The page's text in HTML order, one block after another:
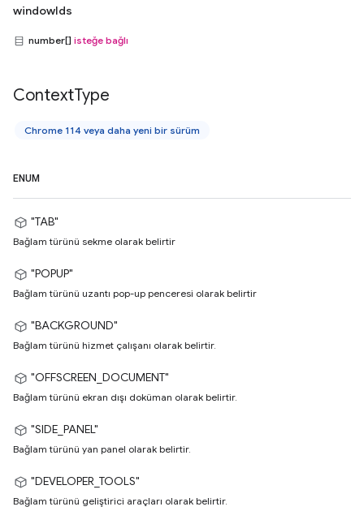
windowIds
number[] isteğe bağlı
ContextType
Chrome 114 veya daha yeni bir sürüm
ENUM
"TAB"
Bağlam türünü sekme olarak belirtir
"POPUP"
Bağlam türünü uzantı pop-up penceresi olarak belirtir
"BACKGROUND"
Bağlam türünü hizmet çalışanı olarak belirtir.
"OFFSCREEN_DOCUMENT"
Bağlam türünü ekran dışı doküman olarak belirtir.
"SIDE_PANEL"
Bağlam türünü yan panel olarak belirtir.
"DEVELOPER_TOOLS"
Bağlam türünü geliştirici araçları olarak belirtir.